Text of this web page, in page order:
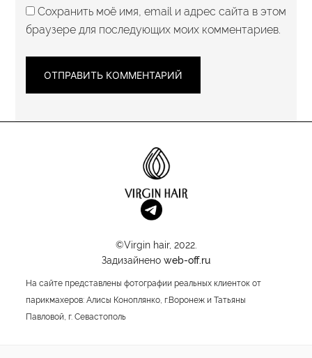
Сохранить моё имя, email и адрес сайта в этом
браузере для последующих моих комментариев.
©Virgin hair, 2022.
Задизайнено web-off.ru
На сайте представлены фотографии реальных клиенток от
парикмахеров: Алисы Коноплянко, г.Воронеж и Татьяны
Павловой, г. Севастополь